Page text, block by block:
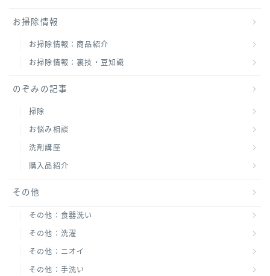
お掃除情報
お掃除情報：商品紹介
お掃除情報：裏技・豆知識
のぞみの記事
掃除
お悩み相談
洗剤講座
購入品紹介
その他
その他：食器洗い
その他：洗濯
その他：ニオイ
その他：手洗い